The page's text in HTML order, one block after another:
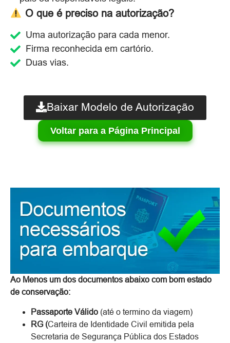
O que é preciso na autorização?
Uma autorização para cada menor.
Firma reconhecida em cartório.
Duas vias.
Baixar Modelo de Autorização
Voltar para a Página Principal
Ao Menos um dos documentos abaixo com bom estado
de conservação:
Passaporte Válido (até o termino da viagem)
RG (Carteira de Identidade Civil emitida pela
Secretaria de Segurança Pública dos Estados